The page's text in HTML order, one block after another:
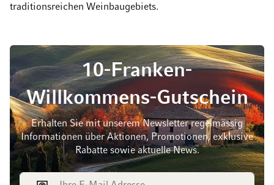
traditionsreichen Weinbaugebiets.
10-Franken-
Willkommens-Gutschein
Erhalten Sie mit unserem Newsletter regelmässig
Informationen über Aktionen, Promotionen, exklusive
Rabatte sowie aktuelle News.
E-Mail Adresse